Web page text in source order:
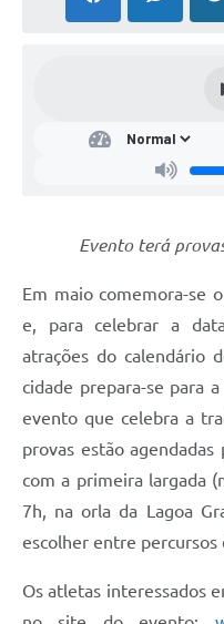
Evento terá
Em maio comemora-se
e, para celebrar a
atrações do calendário
cidade prepara-se para
evento que celebra a
provas estão
com a primeira largada
7h, na orla da Lagoa
escolher entre percursos
Os atletas interessados